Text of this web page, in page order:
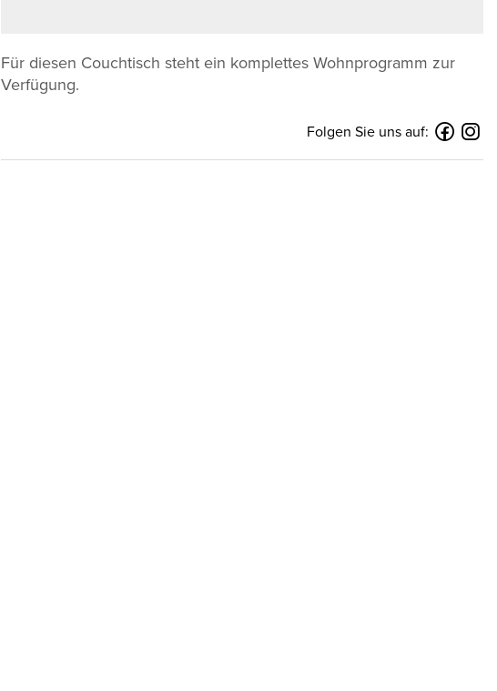
Für diesen Couchtisch steht ein komplettes Wohnprogramm zur
Verfügung.
Folgen Sie uns auf: